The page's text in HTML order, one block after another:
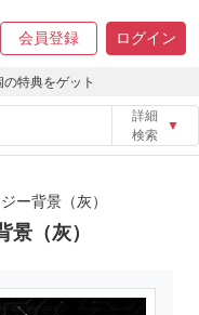
会員登録 ログイン
特典をゲット
詳細
検索
▼
ー背景（灰）
（灰）